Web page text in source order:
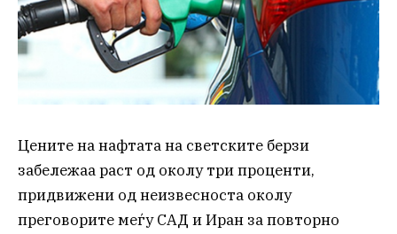
Цените на нафтата на светските берзи
забележаа раст од околу три проценти,
придвижени од неизвесноста околу
преговорите меѓу САД и Иран за повторно